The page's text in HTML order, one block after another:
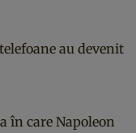
au devenit
în care Napoleon